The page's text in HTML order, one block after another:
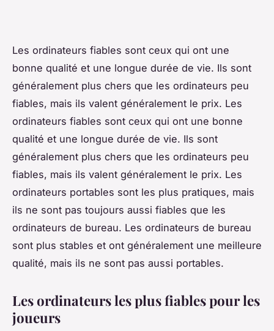
Les ordinateurs fiables sont ceux qui ont une
bonne qualité et une longue durée de vie. Ils sont
généralement plus chers que les ordinateurs peu
fiables, mais ils valent généralement le prix. Les
ordinateurs fiables sont ceux qui ont une bonne
qualité et une longue durée de vie. Ils sont
généralement plus chers que les ordinateurs peu
fiables, mais ils valent généralement le prix. Les
ordinateurs portables sont les plus pratiques, mais
ils ne sont pas toujours aussi fiables que les
ordinateurs de bureau. Les ordinateurs de bureau
sont plus stables et ont généralement une meilleure
qualité, mais ils ne sont pas aussi portables.
Les ordinateurs les plus fiables pour les
joueurs